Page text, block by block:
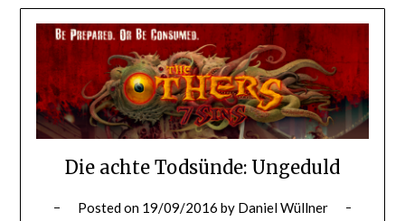
Die achte Todsünde: Ungeduld
Posted on 19/09/2016 by Daniel Wüllner